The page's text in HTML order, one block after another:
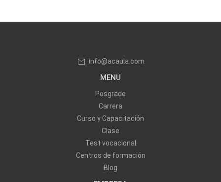
info@acaula.com
MENU
Posgrado
Carrera
Curso y Capacitación
Clase
Test vocacional
Centros de formación
Blog